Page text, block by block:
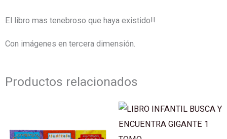
TOMO
El libro mas tenebroso que haya existido!!
Con imágenes en tercera dimensión.
Productos relacionados